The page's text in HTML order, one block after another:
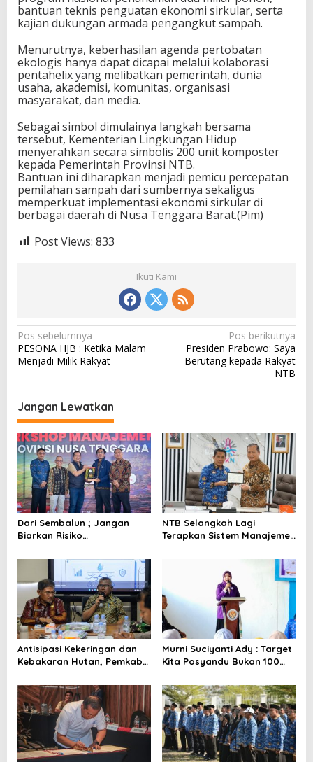
bantuan teknis penguatan ekonomi sirkular, serta
kajian dukungan armada pengangkut sampah.
Menurutnya, keberhasilan agenda pertobatan
ekologis hanya dapat dicapai melalui kolaborasi
pentahelix yang melibatkan pemerintah, dunia
usaha, akademisi, komunitas, organisasi
masyarakat, dan media.
Sebagai simbol dimulainya langkah bersama
tersebut, Kementerian Lingkungan Hidup
menyerahkan secara simbolis 200 unit komposter
kepada Pemerintah Provinsi NTB.
Bantuan ini diharapkan menjadi pemicu percepatan
pemilahan sampah dari sumbernya sekaligus
memperkuat implementasi ekonomi sirkular di
berbagai daerah di Nusa Tenggara Barat.(Pim)
Post Views: 833
Ikuti Kami
N
a
g
a
s
i
p
o
s
Pos sebelumnya
PESONA HJB : Ketika Malam
Menjadi Milik Rakyat
Pos berikutnya
Presiden Prabowo: Saya
Berutang kepada Rakyat
NTB
Jangan Lewatkan
Dari Sembalun ; Jangan
Biarkan Risiko
NTB Selangkah Lagi
Terapkan Sistem Manajemen
Antisipasi Kekeringan dan
Kebakaran Hutan, Pemkab
Murni Suciyanti Ady : Target
Kita Posyandu Bukan 100
Persen Berfungsi